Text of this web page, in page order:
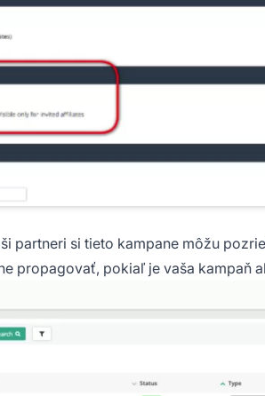
partneri si tieto kampane môžu
propagovať, pokiaľ je vaša kampaň